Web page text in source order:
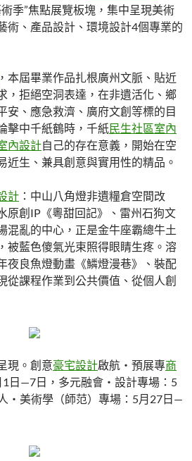
季”焦點展覽板塊，集中呈現美術
術、產品設計、環境設計4個專業的
，本屆畢業作品扎根廣州文脈、貼近
，拒絕空洞表達，在非遺活化、鄉
安、應急救濟、廣府文創等標的目
擊中千紙鶴時，千紙民生社區室內
內設計自己的存在意義，開始在空
近生、兼具創意與實用性的精品。
計 ：中山八角燈非遺糧倉空間改
原創IP《粵甜回記》、雷州石狗文
混亂的中心，正是金牛座霸總牛土
被藍色傻氣光束照得眼睛生疼。溶
夜良魚燈動畫《鱗燈漫巷》、裝配
從課程作業到公共價值、從個人創
現。創意豪宅設計啟航・預展專商
1日—7日，多元融會・設計專場：5
・美術學（師范）專場：5月27日—